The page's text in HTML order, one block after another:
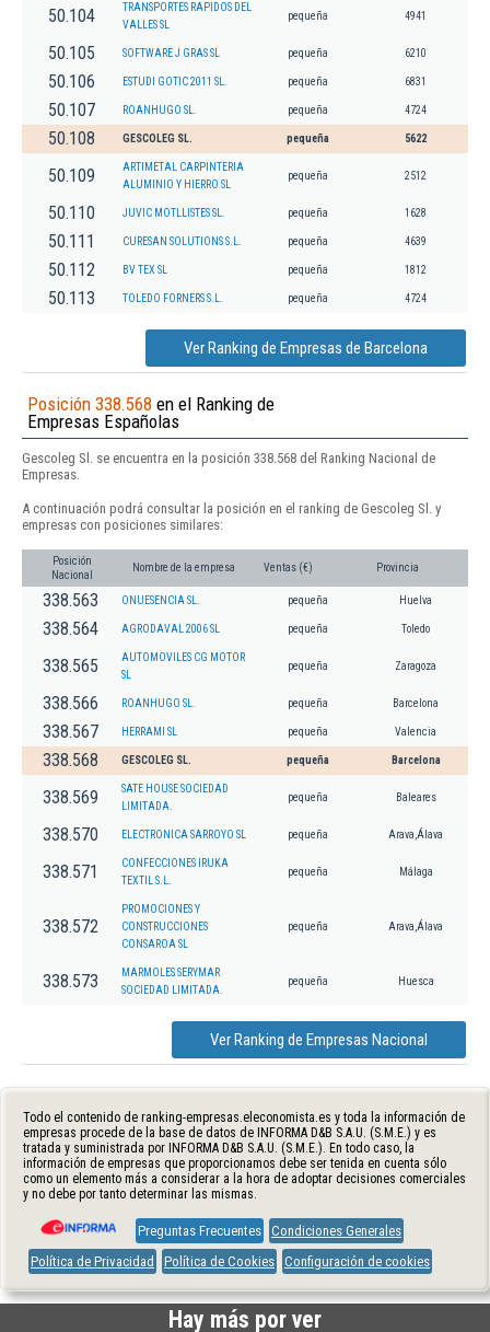
50.104
TRANSPORTES RAPIDOS DEL
VALLES SL
pequeña 4941
50.105 SOFTWARE J GRAS SL pequeña 6210
50.106 ESTUDI GOTIC 2011 SL. pequeña 6831
50.107 ROANHUGO SL. pequeña 4724
50.108 GESCOLEG SL. pequeña 5622
50.109
ARTIMETAL CARPINTERIA
ALUMINIO Y HIERRO SL
pequeña 2512
50.110 JUVIC MOTLLISTES SL. pequeña 1628
50.111 CURESAN SOLUTIONS S.L. pequeña 4639
50.112 BV TEX SL pequeña 1812
50.113 TOLEDO FORNERS S.L. pequeña 4724
Ver Ranking de Empresas de Barcelona
Posición 338.568 en el Ranking de
Empresas Españolas
Gescoleg Sl. se encuentra en la posición 338.568 del Ranking Nacional de
Empresas.
A continuación podrá consultar la posición en el ranking de Gescoleg Sl. y
empresas con posiciones similares:
Posición
Nacional
Nombre de la empresa Ventas (€) Provincia
338.563 ONUESENCIA SL. pequeña Huelva
338.564 AGRODAVAL 2006 SL pequeña Toledo
338.565
AUTOMOVILES CG MOTOR
SL
pequeña Zaragoza
338.566 ROANHUGO SL. pequeña Barcelona
338.567 HERRAMI SL pequeña Valencia
338.568 GESCOLEG SL. pequeña Barcelona
338.569
SATE HOUSE SOCIEDAD
LIMITADA.
pequeña Baleares
338.570 ELECTRONICA SARROYO SL pequeña Arava,Álava
338.571
CONFECCIONES IRUKA
TEXTIL S.L.
pequeña Málaga
338.572
PROMOCIONES Y
CONSTRUCCIONES
CONSAROA SL
pequeña Arava,Álava
338.573
MARMOLES SERYMAR
SOCIEDAD LIMITADA.
pequeña Huesca
Ver Ranking de Empresas Nacional
Todo el contenido de ranking-empresas.eleconomista.es y toda la información de
empresas procede de la base de datos de INFORMA D&B S.A.U. (S.M.E.) y es
tratada y suministrada por INFORMA D&B S.A.U. (S.M.E.). En todo caso, la
información de empresas que proporcionamos debe ser tenida en cuenta sólo
como un elemento más a considerar a la hora de adoptar decisiones comerciales
y no debe por tanto determinar las mismas.
Preguntas Frecuentes Condiciones Generales
Política de Privacidad
Política de Cookies Configuración de cookies
Hay más por ver